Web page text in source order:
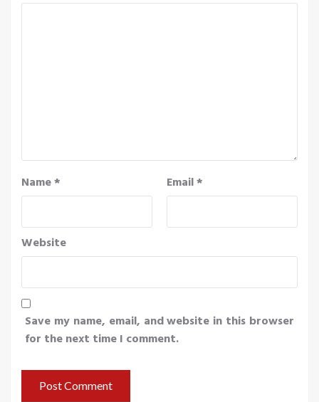
Name* Email*
Website
Save my name, email, and website in this browser
for the next time I comment.